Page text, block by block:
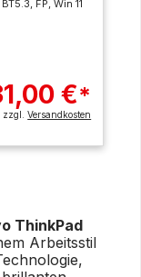
FP, Win 11
€*
zzgl.Versandkosten
ThinkPad
Arbeitsstil